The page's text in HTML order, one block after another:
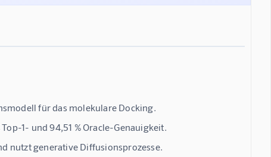
für das molekulare Docking.
1- und 94,51 % Oracle-Genauigkeit.
nutzt generative Diffusionsprozesse.